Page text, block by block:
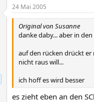
24 Mai 2005
Original von Susanne
danke daby... aber in
auf den rücken drückt er
nicht raus will...
ich hoff es wird besser
es zieht eben an den